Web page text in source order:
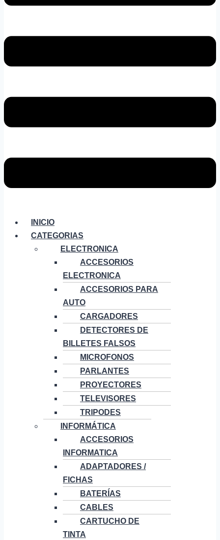
INICIO
CATEGORIAS
ELECTRONICA
ACCESORIOS
ELECTRONICA
ACCESORIOS PARA
AUTO
CARGADORES
DETECTORES DE
BILLETES FALSOS
MICROFONOS
PARLANTES
PROYECTORES
TELEVISORES
TRIPODES
INFORMÁTICA
ACCESORIOS
INFORMATICA
ADAPTADORES /
FICHAS
BATERÍAS
CABLES
CARTUCHO DE
TINTA